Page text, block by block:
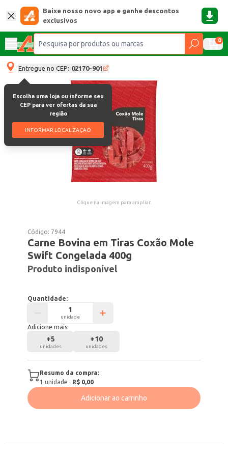
Baixe nosso novo app e ganhe descontos
exclusivos
0
Entregue no CEP: 02170-901
Escolha uma loja ou informe seu
CEP para ver ofertas da sua
região
INFORMAR LOCALIZAÇÃO
Clique na imagem para ampliar.
Código: 7944
Carne Bovina em Tiras Coxão Mole
Swift Congelada 400g
Produto indisponível
Quantidade:
unidade
Adicione mais:
+5
unidades
+10
unidades
Resumo da compra:
1 unidade · R$ 0,00
Adicionar ao carrinho